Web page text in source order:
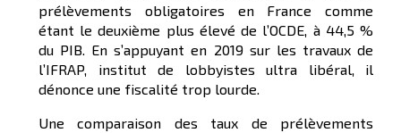
prélèvements obligatoires en France comme
étant le deuxième plus élevé de l’OCDE, à 44,5 %
du PIB. En s’appuyant en 2019 sur les travaux de
l’IFRAP, institut de lobbyistes ultra libéral, il
dénonce une fiscalité trop lourde.
Une comparaison des taux de prélèvements